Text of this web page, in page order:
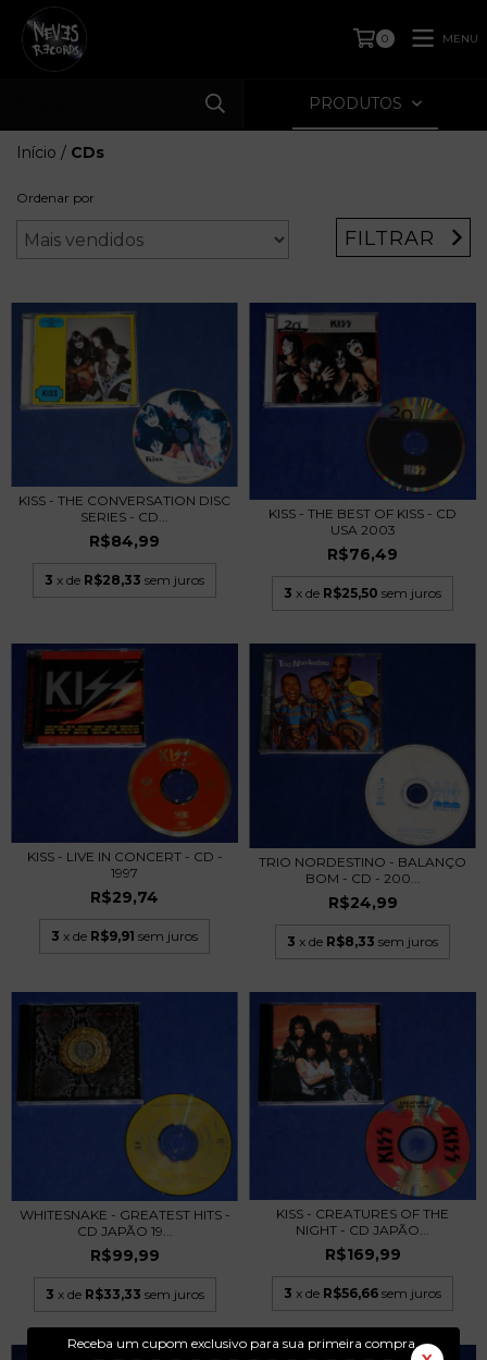
Receba um cupom exclusivo para sua primeira compra.
0 MENU
PRODUTOS
Início / CDs
Ordenar por
FILTRAR
KISS - THE CONVERSATION DISC
SERIES - CD...
R$84,99
3 x de R$28,33 sem juros
KISS - THE BEST OF KISS - CD
USA 2003
R$76,49
3 x de R$25,50 sem juros
KISS - LIVE IN CONCERT - CD -
1997
R$29,74
3 x de R$9,91 sem juros
TRIO NORDESTINO - BALANÇO
BOM - CD - 200...
R$24,99
3 x de R$8,33 sem juros
WHITESNAKE - GREATEST HITS -
CD JAPÃO 19...
R$99,99
3 x de R$33,33 sem juros
KISS - CREATURES OF THE
NIGHT - CD JAPÃO...
R$169,99
3 x de R$56,66 sem juros